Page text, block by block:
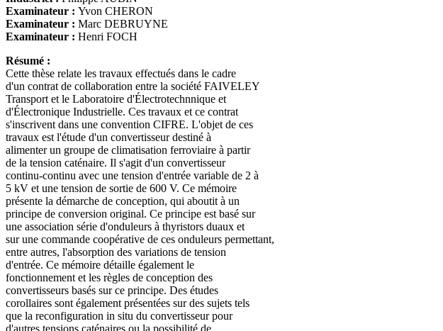
Examinateur : Yvon CHERON
Examinateur : Marc DEBRUYNE
Examinateur : Henri FOCH
Résumé :
Cette thèse relate les travaux effectués dans le cadre
d'un contrat de collaboration entre la société FAIVELEY
Transport et le Laboratoire d'Électrotechnnique et
d'Électronique Industrielle. Ces travaux et ce contrat
s'inscrivent dans une convention CIFRE. L'objet de ces
travaux est l'étude d'un convertisseur destiné à
alimenter un groupe de climatisation ferroviaire à partir
de la tension caténaire. Il s'agit d'un convertisseur
continu-continu avec une tension d'entrée variable de 2 à
5 kV et une tension de sortie de 600 V. Ce mémoire
présente la démarche de conception, qui aboutit à un
principe de conversion original. Ce principe est basé sur
une association série d'onduleurs à thyristors duaux et
sur une commande coopérative de ces onduleurs permettant,
entre autres, l'absorption des variations de tension
d'entrée. Ce mémoire détaille également le
fonctionnement et les règles de conception des
convertisseurs basés sur ce principe. Des études
corollaires sont également présentées sur des sujets tels
que la reconfiguration in situ du convertisseur pour
d'autres tensions caténaires ou la possibilité de